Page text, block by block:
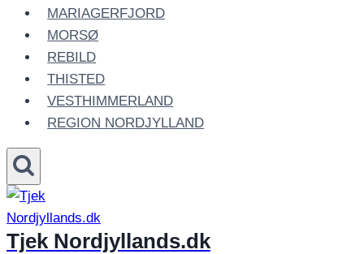
MARIAGERFJORD
MORSØ
REBILD
THISTED
VESTHIMMERLAND
REGION NORDJYLLAND
Tjek Nordjyllands.dk